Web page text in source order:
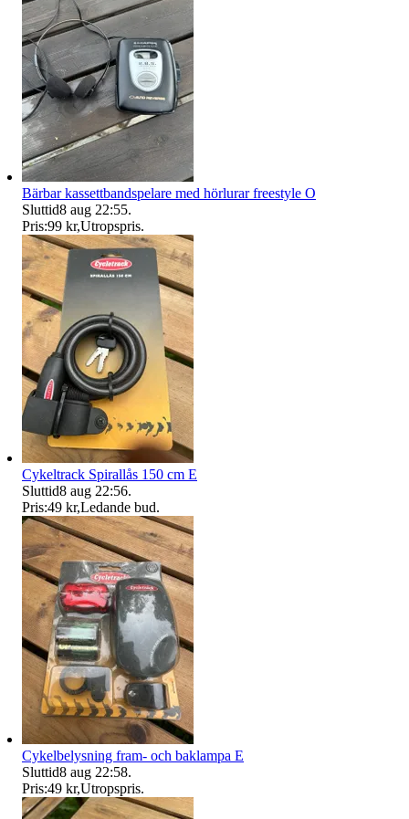
Bärbar kassettbandspelare med hörlurar freestyle O
Sluttid8 aug 22:55.
Pris:99 kr,Utropspris.
Cykeltrack Spirallås 150 cm E
Sluttid8 aug 22:56.
Pris:49 kr,Ledande bud.
Cykelbelysning fram- och baklampa E
Sluttid8 aug 22:58.
Pris:49 kr,Utropspris.